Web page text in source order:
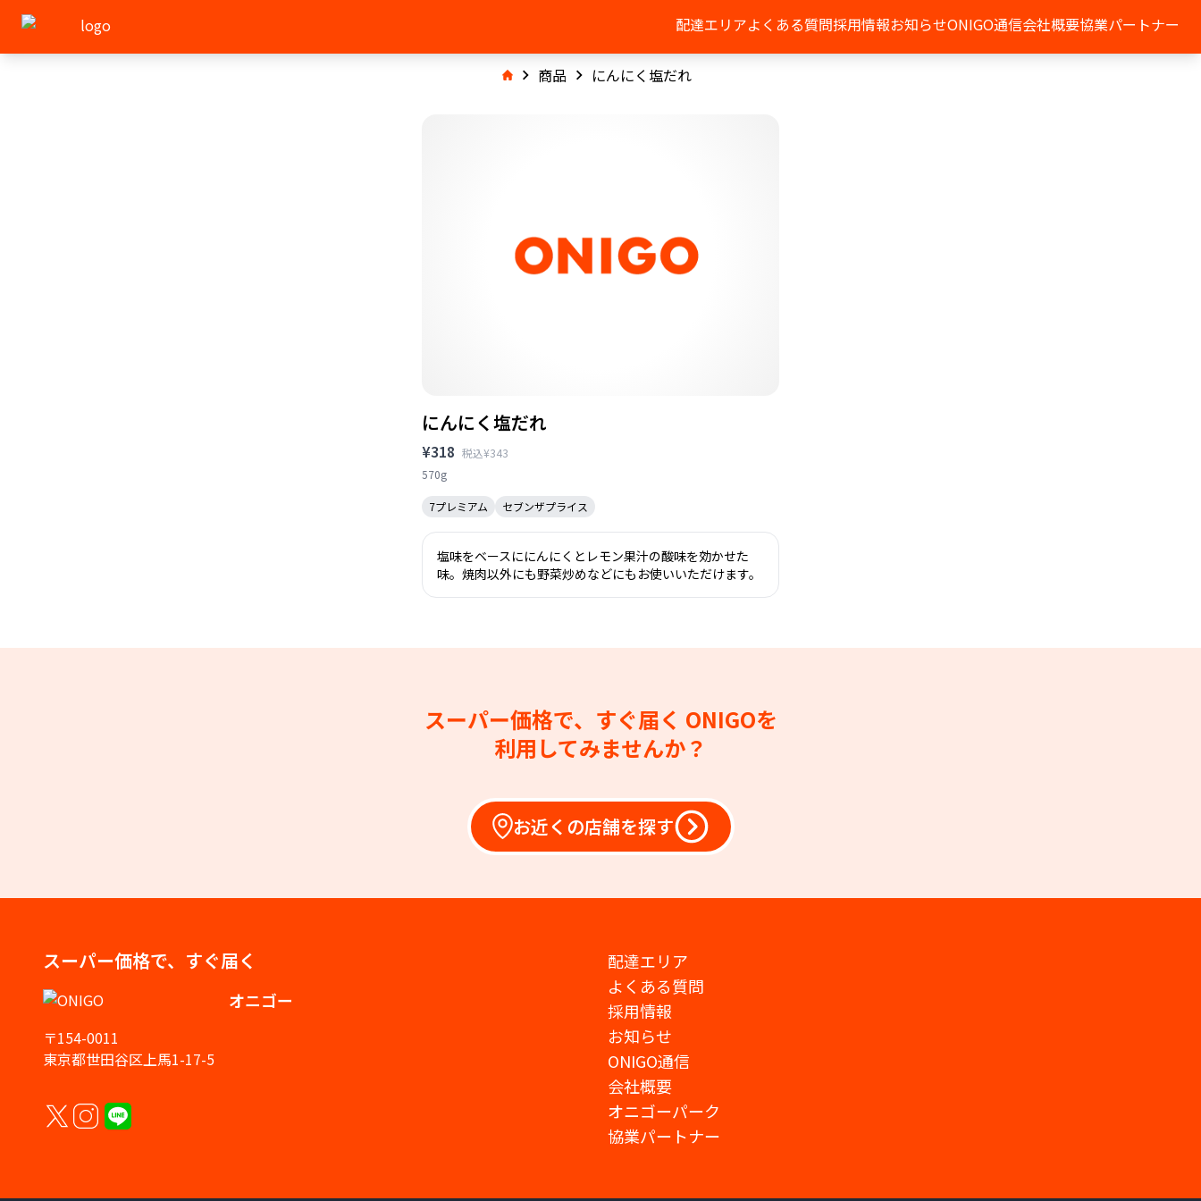
配達エリアよくある質問採用情報お知らせONIGO通信会社概要協業パートナー
商品 にんにく塩だれ
にんにく塩だれ
¥318 税込¥343
570g
7プレミアム セブンザプライス
塩味をベースににんにくとレモン果汁の酸味を効かせた
味。焼肉以外にも野菜炒めなどにもお使いいただけます。
スーパー価格で、すぐ届く ONIGOを
利用してみませんか？
お近くの店舗を探す
スーパー価格で、すぐ届く
オニゴー
〒154-0011
東京都世田谷区上馬1-17-5
配達エリア
よくある質問
採用情報
お知らせ
ONIGO通信
会社概要
オニゴーパーク
協業パートナー